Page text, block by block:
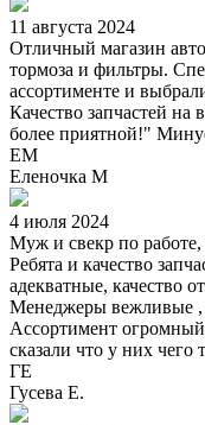
11 августа 2024
Отличный магазин
тормоза и фильтры.
ассортименте и
Качество запчастей
более приятной!"
ЕМ
Еленочка М
4 июля 2024
Муж и свекр по работе,
Ребята и качество
адекватные, качество
Менеджеры вежливые ,
Ассортимент
сказали что у них чего
ГЕ
Гусева Е.